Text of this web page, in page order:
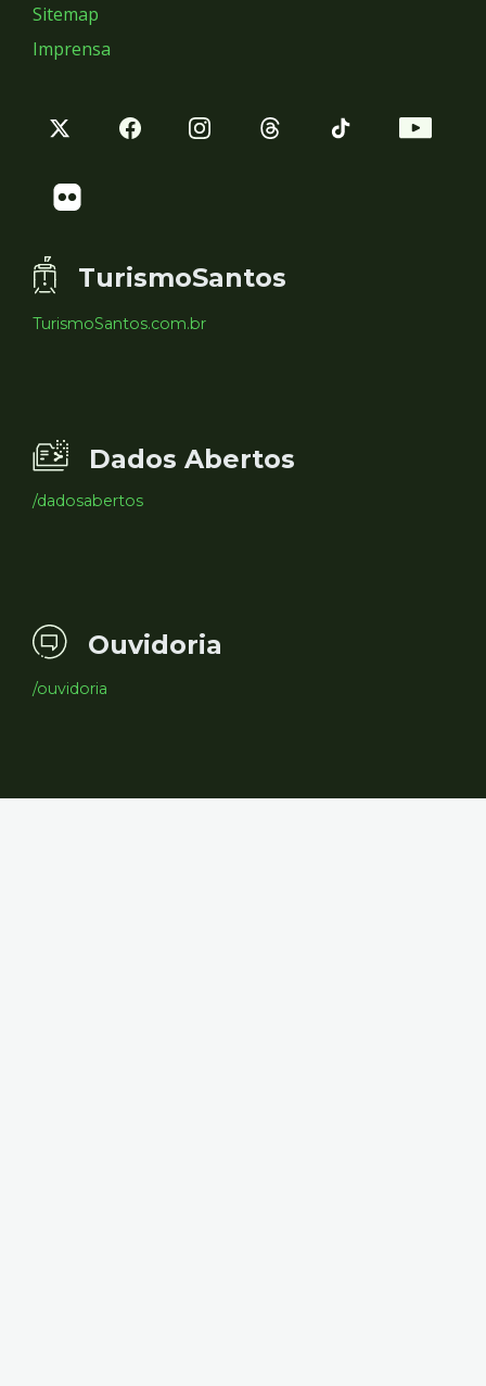
Sitemap
Imprensa
TurismoSantos
TurismoSantos.com.br
Dados Abertos
/dadosabertos
Ouvidoria
/ouvidoria